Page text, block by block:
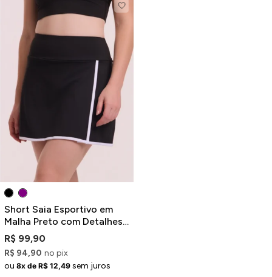
Short Saia Esportivo em
Malha Preto com Detalhes
Contrastantes
R$ 99,90
R$ 94,90 no pix
ou 8x de R$ 12,49 sem juros